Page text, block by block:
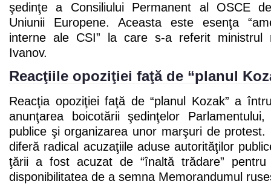
şedinţe a Consiliului Permanent al OSCE
Uniunii Europene. Aceasta este esenţa
interne ale CSI” la care s-a referit ministrul
Ivanov.
Reacţiile opoziţiei faţă de “planul
Reacţia opoziţiei faţă de “planul Kozak” a
anunţarea boicotării şedinţelor
publice şi organizarea unor marşuri de
diferă radical acuzaţiile aduse autorităţilor
ţării a fost acuzat de “înaltă trădare”
disponibilitatea de a semna Memorandumul